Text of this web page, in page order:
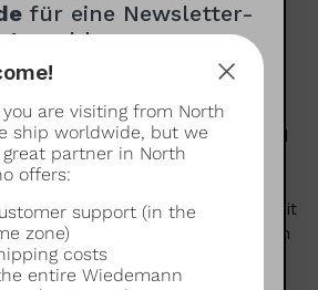
are visiting from North
ship worldwide, but we
great partner in North
offers:
support (in the
zone)
costs
entire Wiedemann
hslten die Pucks sicher und
Die Siebtraäger lassen sich
wieder aufhängen. Ausserdem
nicht nur bei den VST Sieben mit
mit den Original Rocket Sieben
für eine Newsletter-
Anmeldung
wir dich anreden?
(optional)
oder Englisch?
hast die Wahl!